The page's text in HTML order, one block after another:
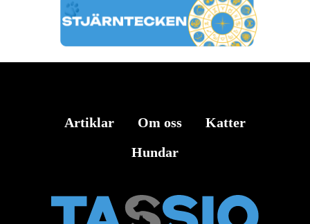
Artiklar Om oss
Katter
Hundar